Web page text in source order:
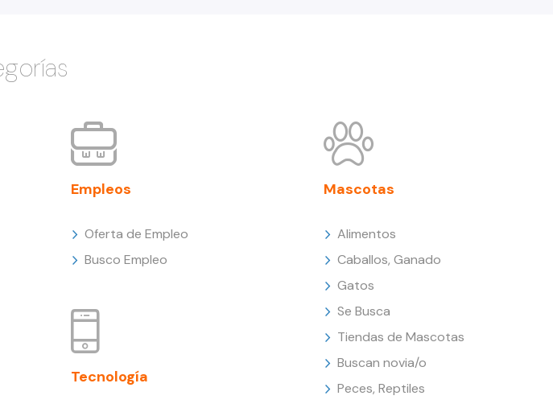
Empleos
Oferta de Empleo
Busco Empleo
Tecnología
Mascotas
Alimentos
Caballos, Ganado
Gatos
Se Busca
Tiendas de Mascotas
Buscan novia/o
Peces, Reptiles